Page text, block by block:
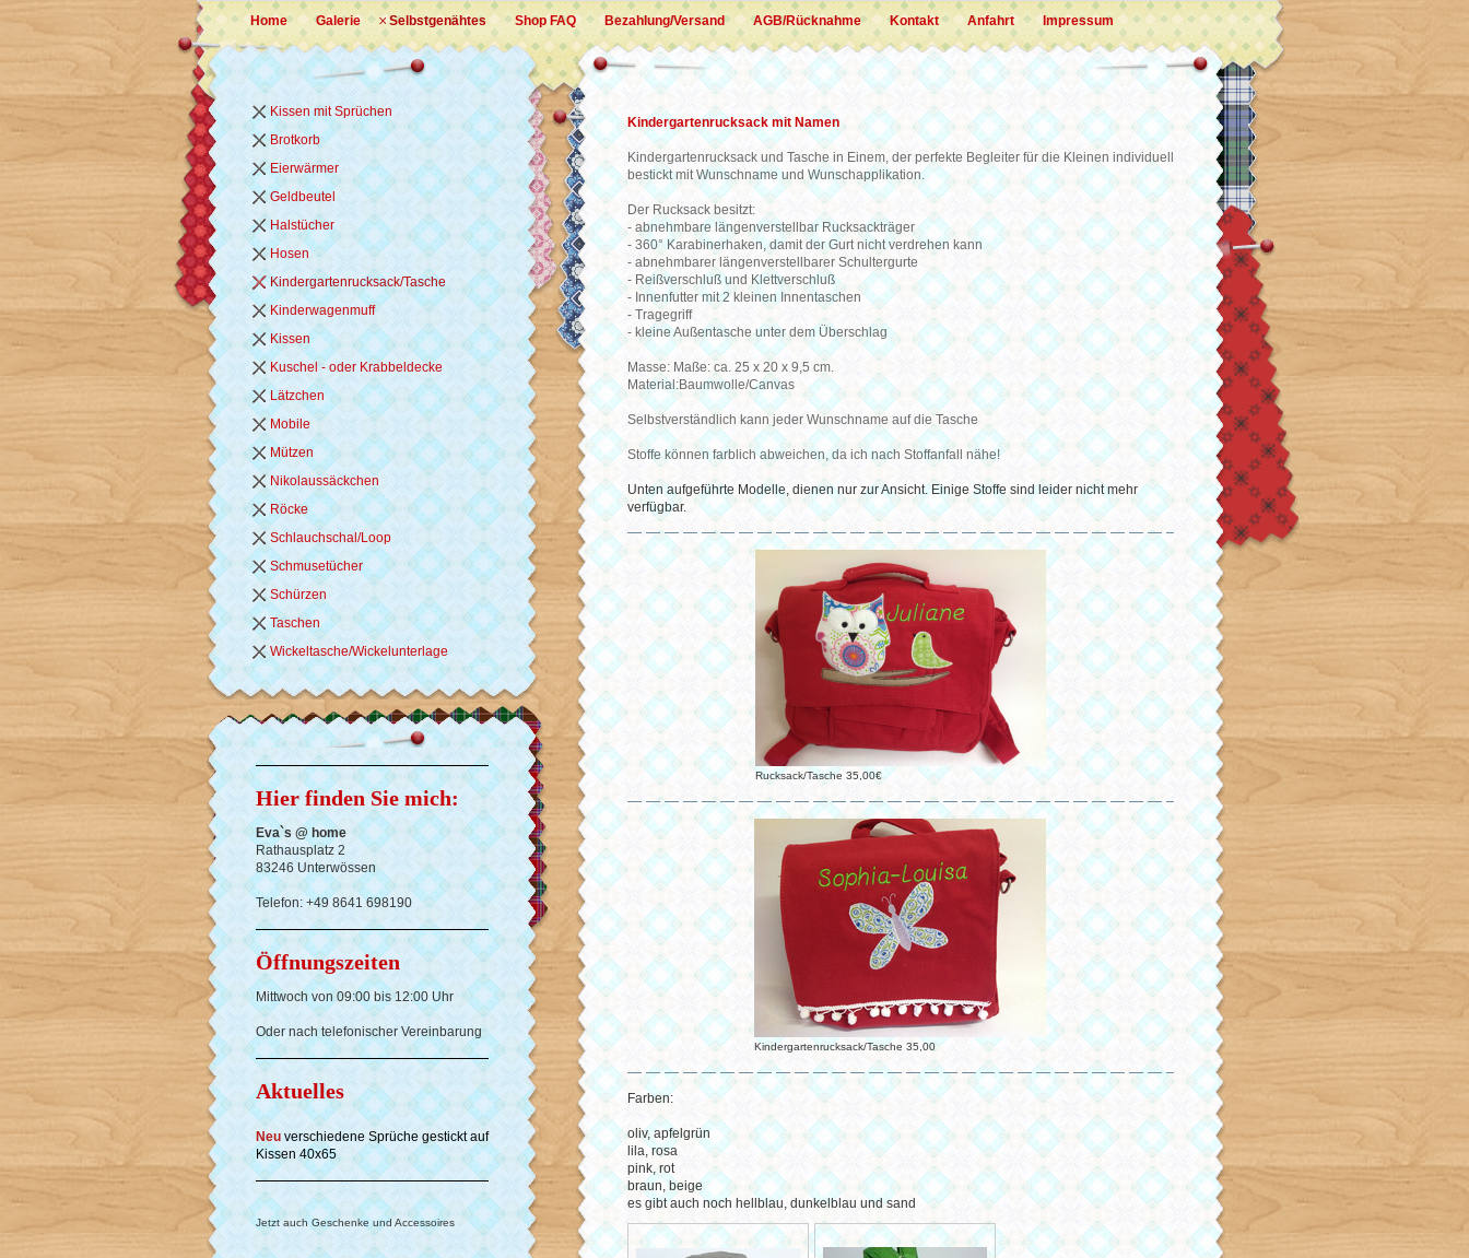
Home Galerie Selbstgenähtes Shop FAQ Bezahlung/Versand AGB/Rücknahme Kontakt Anfahrt Impressum
Kindergartenrucksack mit Namen
Kindergartenrucksack und Tasche in Einem, der perfekte Begleiter für die Kleinen individuell
bestickt mit Wunschname und Wunschapplikation.
Der Rucksack besitzt:
- abnehmbare längenverstellbar Rucksackträger
- 360° Karabinerhaken, damit der Gurt nicht verdrehen kann
- abnehmbarer längenverstellbarer Schultergurte
- Reißverschluß und Klettverschluß
- Innenfutter mit 2 kleinen Innentaschen
- Tragegriff
- kleine Außentasche unter dem Überschlag
Masse: Maße: ca. 25 x 20 x 9,5 cm.
Material:Baumwolle/Canvas
Selbstverständlich kann jeder Wunschname auf die Tasche
Stoffe können farblich abweichen, da ich nach Stoffanfall nähe!
Unten aufgeführte Modelle, dienen nur zur Ansicht. Einige Stoffe sind leider nicht mehr
verfügbar.
Rucksack/Tasche 35,00€
Kindergartenrucksack/Tasche 35,00
Farben:
oliv, apfelgrün
lila, rosa
pink, rot
braun, beige
es gibt auch noch hellblau, dunkelblau und sand
Kissen mit Sprüchen
Brotkorb
Eierwärmer
Geldbeutel
Halstücher
Hosen
Kindergartenrucksack/Tasche
Kinderwagenmuff
Kissen
Kuschel - oder Krabbeldecke
Lätzchen
Mobile
Mützen
Nikolaussäckchen
Röcke
Schlauchschal/Loop
Schmusetücher
Schürzen
Taschen
Wickeltasche/Wickelunterlage
Hier finden Sie mich:
Eva`s @ home
Rathausplatz 2
83246 Unterwössen
Telefon: +49 8641 698190
Öffnungszeiten
Mittwoch von 09:00 bis 12:00 Uhr
Oder nach telefonischer Vereinbarung
Aktuelles
Neu verschiedene Sprüche gestickt auf
Kissen 40x65
Jetzt auch Geschenke und Accessoires